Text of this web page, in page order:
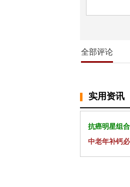
全部评论
实用资讯
抗癌明星组
中老年补钙